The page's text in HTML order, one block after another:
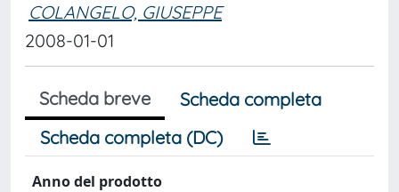
COLANGELO, GIUSEPPE
2008-01-01
Scheda breve
Scheda completa
Scheda completa (DC)
Anno del prodotto